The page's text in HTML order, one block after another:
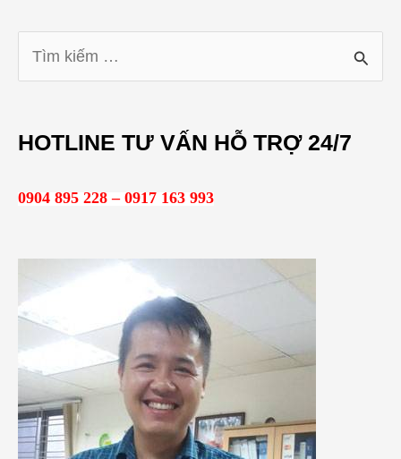
i
m
HOTLINE TƯ VẤN HỖ TRỢ 24/7
0904 895 228 – 0917 163 993